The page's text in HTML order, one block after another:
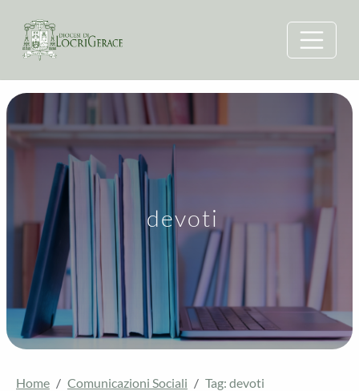
devoti
Home Comunicazioni Sociali Tag: devoti